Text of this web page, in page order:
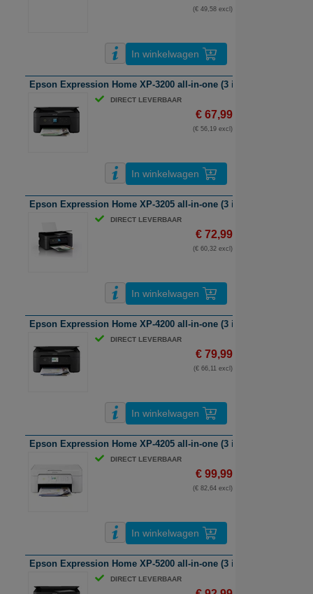
(€ 49,58 excl)
In winkelwagen
Epson Expression Home XP-3200 all-in-one (3 in 1) Inkjetprinter
DIRECT LEVERBAAR
€ 67,99
(€ 56,19 excl)
In winkelwagen
Epson Expression Home XP-3205 all-in-one (3 in 1) Inkjetprinter
DIRECT LEVERBAAR
€ 72,99
(€ 60,32 excl)
In winkelwagen
Epson Expression Home XP-4200 all-in-one (3 in 1) Inkjetprinter
DIRECT LEVERBAAR
€ 79,99
(€ 66,11 excl)
In winkelwagen
Epson Expression Home XP-4205 all-in-one (3 in 1) Inkjetprinter
DIRECT LEVERBAAR
€ 99,99
(€ 82,64 excl)
In winkelwagen
Epson Expression Home XP-5200 all-in-one (3 in 1) Inkjetprinter
DIRECT LEVERBAAR